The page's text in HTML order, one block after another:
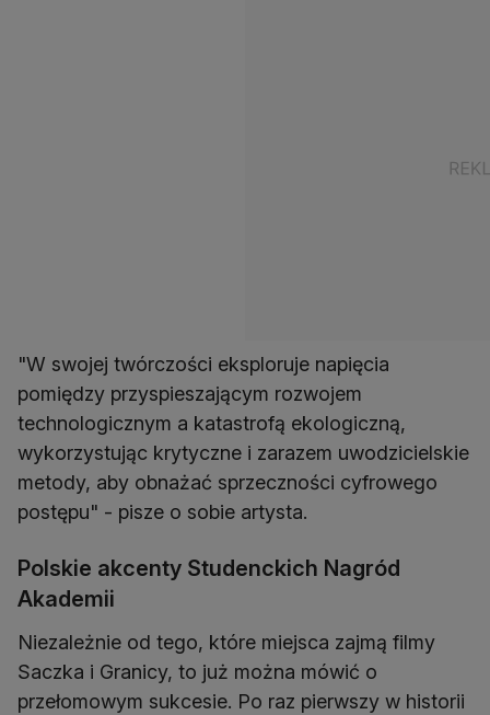
"W swojej twórczości eksploruje napięcia
pomiędzy przyspieszającym rozwojem
technologicznym a katastrofą ekologiczną,
wykorzystując krytyczne i zarazem uwodzicielskie
metody, aby obnażać sprzeczności cyfrowego
postępu" - pisze o sobie artysta.
Polskie akcenty Studenckich Nagród
Akademii
Niezależnie od tego, które miejsca zajmą filmy
Saczka i Granicy, to już można mówić o
przełomowym sukcesie. Po raz pierwszy w historii